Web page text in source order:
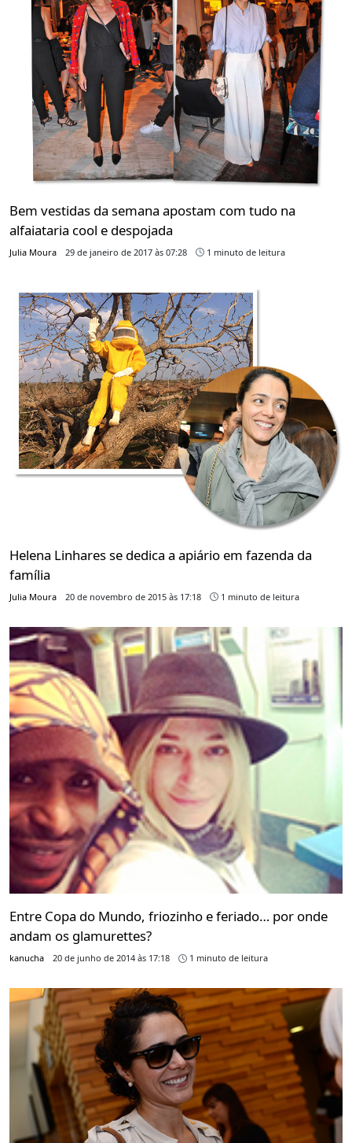
Bem vestidas da semana apostam com tudo na
alfaiataria cool e despojada
Julia Moura 29 de janeiro de 2017 às 07:28 1 minuto de leitura
Helena Linhares se dedica a apiário em fazenda da
família
Julia Moura 20 de novembro de 2015 às 17:18 1 minuto de leitura
Entre Copa do Mundo, friozinho e feriado… por onde
andam os glamurettes?
kanucha 20 de junho de 2014 às 17:18 1 minuto de leitura